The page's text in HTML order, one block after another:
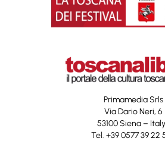
Primamedia Srls
Via Dario Neri, 6
53100 Siena – Italy
Tel. +39 0577 39 22